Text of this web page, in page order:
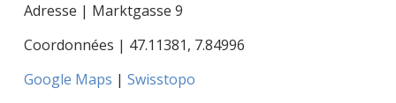
Adresse | Marktgasse 9
Coordonnées | 47.11381, 7.84996
Google Maps | Swisstopo